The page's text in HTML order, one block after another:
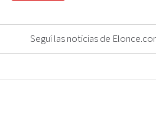
Seguí las noticias de